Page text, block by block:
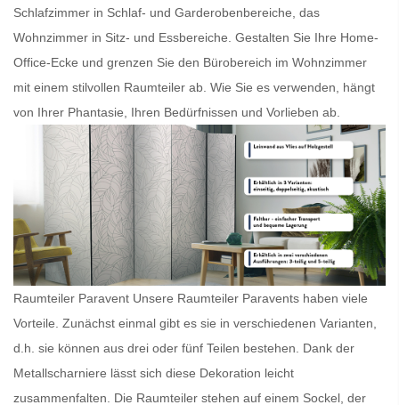
Schlafzimmer in Schlaf- und Garderobenbereiche, das
Wohnzimmer in Sitz- und Essbereiche. Gestalten Sie Ihre Home-
Office-Ecke und grenzen Sie den Bürobereich im Wohnzimmer
mit einem stilvollen Raumteiler ab. Wie Sie es verwenden, hängt
von Ihrer Phantasie, Ihren Bedürfnissen und Vorlieben ab.
Raumteiler Paravent Unsere Raumteiler Paravents haben viele
Vorteile. Zunächst einmal gibt es sie in verschiedenen Varianten,
d.h. sie können aus drei oder fünf Teilen bestehen. Dank der
Metallscharniere lässt sich diese Dekoration leicht
zusammenfalten. Die Raumteiler stehen auf einem Sockel, der